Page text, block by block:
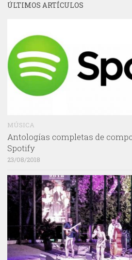
ÚLTIMOS ARTÍCULOS
MÚSICA
Antologías completas de
Spotify
23/08/2018